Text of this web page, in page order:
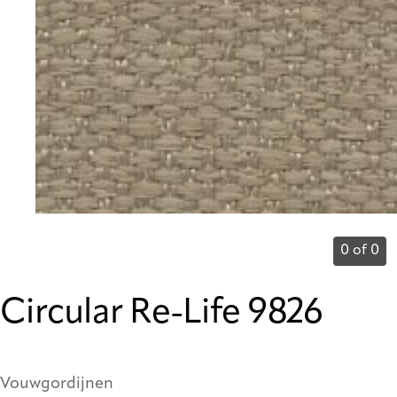
0 of 0
Circular Re-Life 9826
Vouwgordijnen